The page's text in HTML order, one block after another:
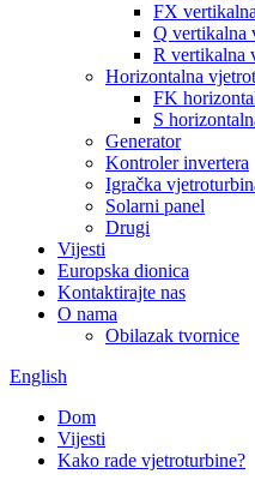
FX
Q vertikalna
R vertikalna
Horizontalna
FK
S
Generator
Kontroler invertera
Igračka
Solarni panel
Drugi
Vijesti
Europska dionica
Kontaktirajte nas
O nama
Obilazak tvornice
English
Dom
Vijesti
Kako rade vjetroturbine?